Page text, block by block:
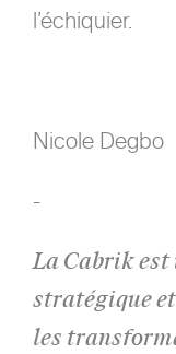
l’échiquier.
Nicole Degbo
-
La Cabrik est
stratégique
les